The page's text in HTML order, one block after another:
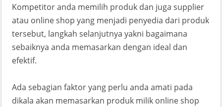
Kompetitor anda memilih produk dan juga supplier
atau online shop yang menjadi penyedia dari produk
tersebut, langkah selanjutnya yakni bagaimana
sebaiknya anda memasarkan dengan ideal dan
efektif.
Ada sebagian faktor yang perlu anda amati pada
dikala akan memasarkan produk milik online shop